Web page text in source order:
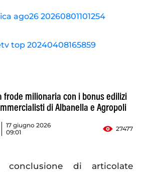
frode milionaria con i bonus edilizi
di Albanella e Agropoli
17 giugno 2026
09:01
27477
conclusione di articolate